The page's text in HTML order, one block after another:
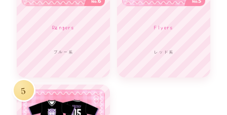
Rangers
ブルー系
Flyers
レッド系
5